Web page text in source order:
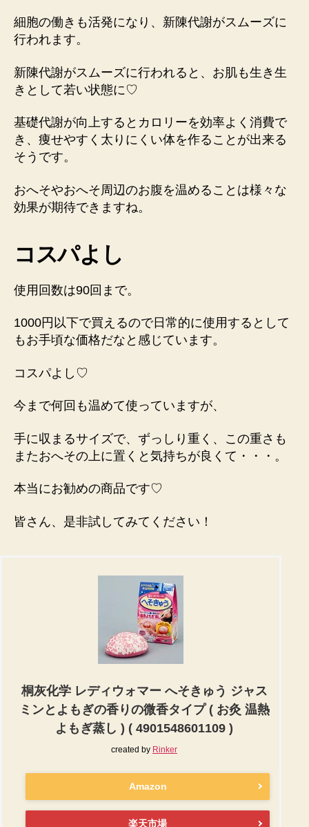
細胞の働きも活発になり、新陳代謝がスムーズに
行われます。
新陳代謝がスムーズに行われると、お肌も生き生
きとして若い状態に♡
基礎代謝が向上するとカロリーを効率よく消費で
き、痩せやすく太りにくい体を作ることが出来る
そうです。
おへそやおへそ周辺のお腹を温めることは様々な
効果が期待できますね。
コスパよし
使用回数は90回まで。
1000円以下で買えるので日常的に使用するとして
もお手頃な価格だなと感じています。
コスパよし♡
今まで何回も温めて使っていますが、
手に収まるサイズで、ずっしり重く、この重さも
またおへその上に置くと気持ちが良くて・・・。
本当にお勧めの商品です♡
皆さん、是非試してみてください！
桐灰化学 レディウォマー へそきゅう ジャス
ミンとよもぎの香りの微香タイプ ( お灸 温熱
よもぎ蒸し ) ( 4901548601109 )
created by Rinker
Amazon
楽天市場